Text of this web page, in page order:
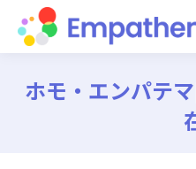
ホモ・エンパテ